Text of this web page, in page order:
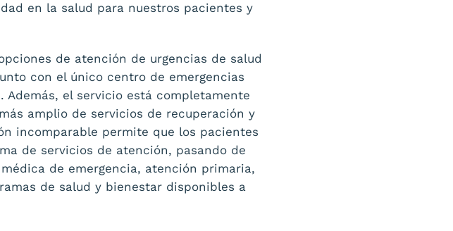
en la salud para nuestros pacientes y
de atención de urgencias de salud
con el único centro de emergencias
Además, el servicio está completamente
amplio de servicios de recuperación y
incomparable permite que los pacientes
de servicios de atención, pasando de
de emergencia, atención primaria,
de salud y bienestar disponibles a